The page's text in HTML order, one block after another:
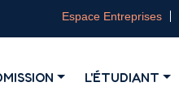
L'ÉTUDIANT
Espace Entreprises